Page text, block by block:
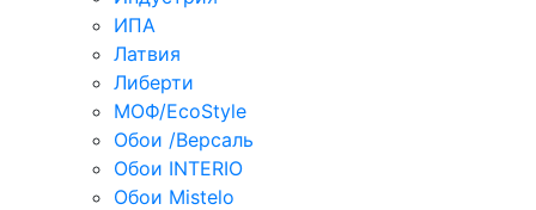
ИПА
Латвия
Либерти
МОФ/EcoStyle
Обои /Версаль
Обои INTERIO
Обои Mistelo